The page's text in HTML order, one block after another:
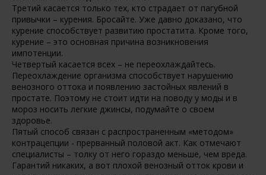
Третий касается только тех, кто страдает от пагубной
привычки – курения. Бросайте. Уже давно доказано, что
курение способствует развитию простатита. Кроме того,
курение – это основная причина возникновения
импотенции.
Четвертый касается всех – не переохлаждайтесь.
Переохлаждение организма способствует нарушению
венозного оттока и появлению застойных явлений в
простате. Поэтому не стоит идти на поводу у моды и в
мороз носить легкие джинсы, подумайте о своем
здоровье.
Пятый способ связан с распространенным «методом»
контрацепции - прерванный половой акт. Как отмечают
специалисты – толку от него гораздо меньше, чем вреда.
Гарантий никаких, а вот плохой венозный отток крови и